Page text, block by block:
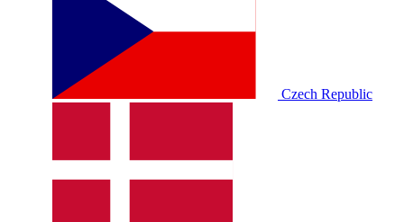
Czech Republic